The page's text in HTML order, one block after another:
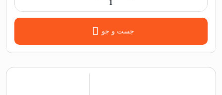
1
جست و جو